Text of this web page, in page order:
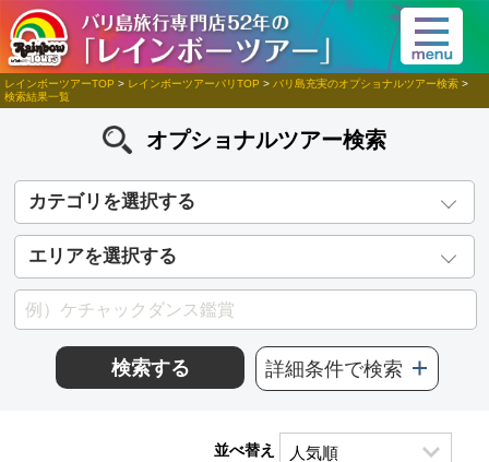
レインボーツアーTOP > レインボーツアーバリTOP > バリ島充実のオプショナルツアー検索 >
検索結果一覧
オプショナルツアー検索
カテゴリを選択する
エリアを選択する
検索する 詳細条件で検索
並べ替え